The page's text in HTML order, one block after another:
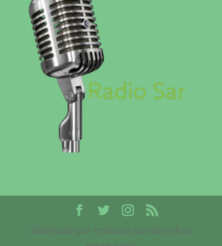
Diseñado por Instituto sar/derechos